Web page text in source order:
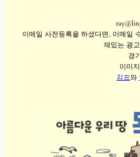
이메일 사전등록을 하셨다면, 이메일
재밌는 광
경
이미
김프와